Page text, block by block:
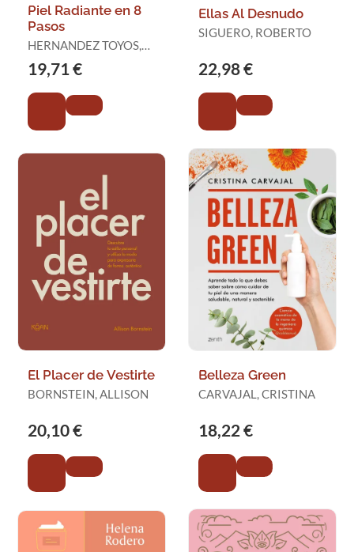
Piel Radiante en 8
Pasos
HERNANDEZ TOYOS,
CANDY JULIANA (DRA.
CANDY)
19,71 €
Ellas Al Desnudo
SIGUERO, ROBERTO
22,98 €
El Placer de Vestirte
BORNSTEIN, ALLISON
20,10 €
Belleza Green
CARVAJAL, CRISTINA
18,22 €